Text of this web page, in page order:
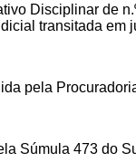
Disciplinar de
transitada
pela
Súmula 473 do